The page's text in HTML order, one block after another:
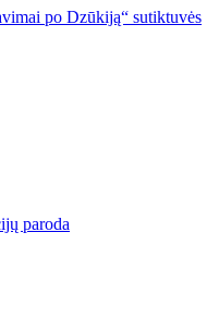
po Dzūkiją“ sutiktuvės
paroda